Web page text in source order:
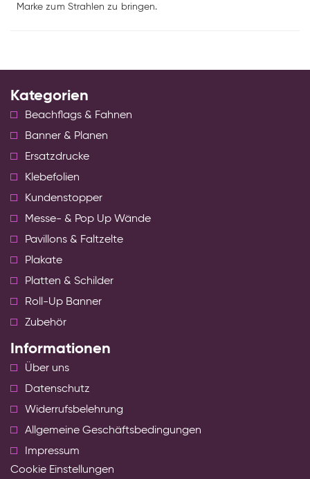
Marke zum Strahlen zu bringen.
Kategorien
Beachflags & Fahnen
Banner & Planen
Ersatzdrucke
Klebefolien
Kundenstopper
Messe- & Pop Up Wände
Pavillons & Faltzelte
Plakate
Platten & Schilder
Roll-Up Banner
Zubehör
Informationen
Über uns
Datenschutz
Widerrufsbelehrung
Allgemeine Geschäftsbedingungen
Impressum
Cookie Einstellungen